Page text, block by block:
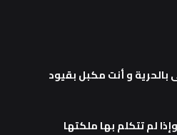
و أنت مكبل بقيود
لم تتكلم بها ملكتها